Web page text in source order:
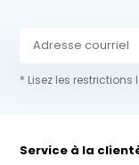
* Lisez les restrictions
Service à la